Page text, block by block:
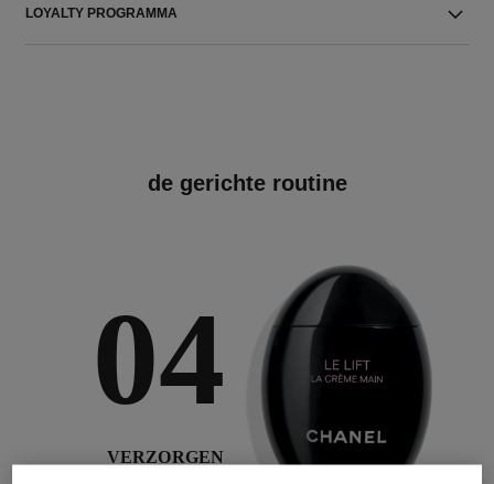
LOYALTY PROGRAMMA
de gerichte routine
04
VERZORGEN